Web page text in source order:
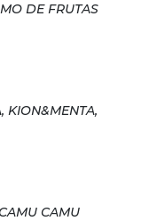
DE FRUTAS
KION&MENTA,
CAMU